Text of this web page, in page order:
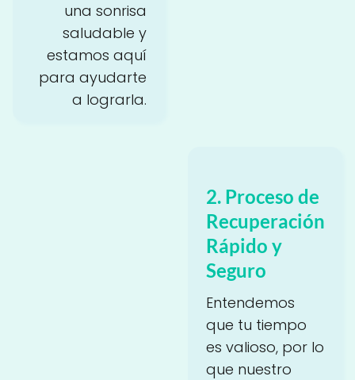
una sonrisa
saludable y
estamos aquí
para ayudarte
a lograrla.
2. Proceso de
Recuperación
Rápido y
Seguro
Entendemos
que tu tiempo
es valioso, por lo
que nuestro